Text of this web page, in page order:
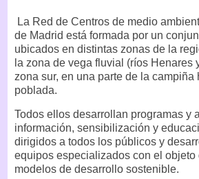
La Red de Centros de medio
de Madrid está formada por un
ubicados en distintas zonas de la
la zona de vega fluvial (ríos Henares
zona sur, en una parte de la campiña
poblada.
Todos ellos desarrollan programas y
información, sensibilización y
dirigidos a todos los públicos y
equipos especializados con el objeto
modelos de desarrollo sostenible.